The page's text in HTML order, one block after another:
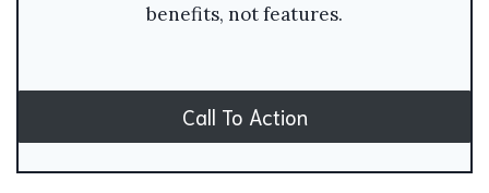
benefits, not features.
Call To Action